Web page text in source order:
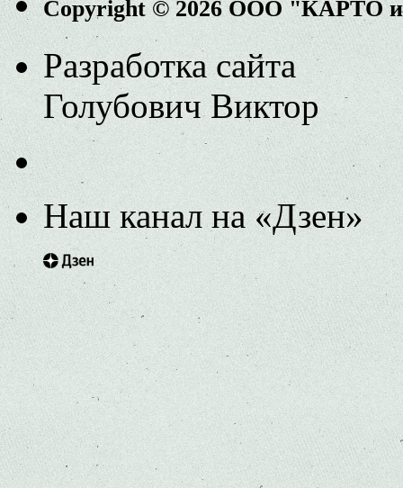
Copyright © 2026 ООО "КАРТО
Разработка сайта
Голубович Виктор
Наш канал на «Дзен»